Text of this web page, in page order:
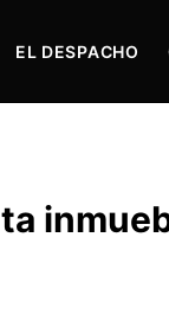
EL DESPACHO